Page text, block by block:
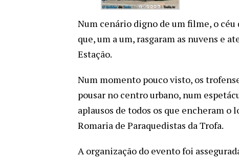
Num cenário digno de um filme, o céu
que, um a um, rasgaram as nuvens e
Estação.
Num momento pouco visto, os
pousar no centro urbano, num
aplausos de todos os que encheram o
Romaria de Paraquedistas da Trofa.
A organização do evento foi